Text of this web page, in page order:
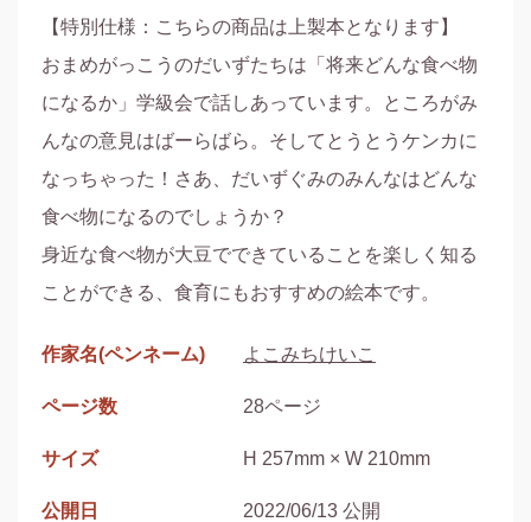
【特別仕様：こちらの商品は上製本となります】
おまめがっこうのだいずたちは「将来どんな食べ物
になるか」学級会で話しあっています。ところがみ
んなの意見はばーらばら。そしてとうとうケンカに
なっちゃった！さあ、だいずぐみのみんなはどんな
食べ物になるのでしょうか？
身近な食べ物が大豆でできていることを楽しく知る
ことができる、食育にもおすすめの絵本です。
作家名(ペンネーム) よこみちけいこ
ページ数 28ページ
サイズ H 257mm × W 210mm
公開日 2022/06/13 公開